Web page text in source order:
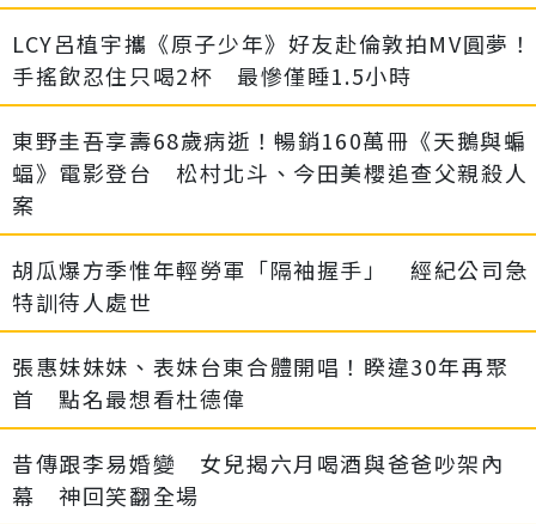
LCY呂植宇攜《原子少年》好友赴倫敦拍MV圓夢！
手搖飲忍住只喝2杯 最慘僅睡1.5小時
東野圭吾享壽68歲病逝！暢銷160萬冊《天鵝與蝙
蝠》電影登台 松村北斗、今田美櫻追查父親殺人
案
胡瓜爆方季惟年輕勞軍「隔袖握手」 經紀公司急
特訓待人處世
張惠妹妹妹、表妹台東合體開唱！睽違30年再聚
首 點名最想看杜德偉
昔傳跟李易婚變 女兒揭六月喝酒與爸爸吵架內
幕 神回笑翻全場